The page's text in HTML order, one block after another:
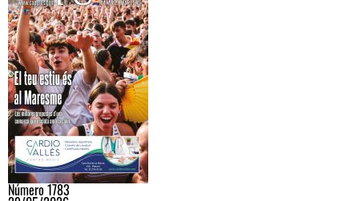
Número 1783